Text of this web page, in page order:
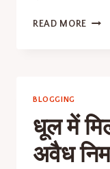
READ MORE
BLOGGING
धूल में
अवैध